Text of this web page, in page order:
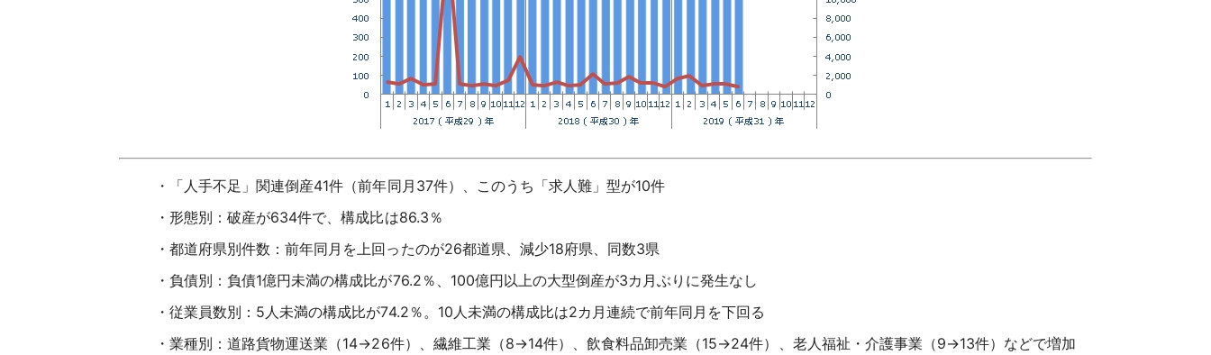
「人手不足」関連倒産41件（前年同月37件）、このうち「求人難」型が10件
形態別：破産が634件で、構成比は86.3％
都道府県別件数：前年同月を上回ったのが26都道県、減少18府県、同数3県
負債別：負債1億円未満の構成比が76.2％、100億円以上の大型倒産が3カ月ぶりに発生なし
従業員数別：5人未満の構成比が74.2％。10人未満の構成比は2カ月連続で前年同月を下回る
業種別：道路貨物運送業（14→26件）、繊維工業（8→14件）、飲食料品卸売業（15→24件）、老人福祉・介護事業（9→13件）などで増加